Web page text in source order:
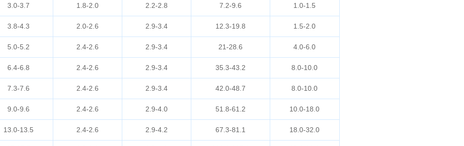
3.0-3.7 1.8-2.0 2.2-2.8 7.2-9.6 1.0-1.5
3.8-4.3 2.0-2.6 2.9-3.4 12.3-19.8 1.5-2.0
5.0-5.2 2.4-2.6 2.9-3.4 21-28.6 4.0-6.0
6.4-6.8 2.4-2.6 2.9-3.4 35.3-43.2 8.0-10.0
7.3-7.6 2.4-2.6 2.9-3.4 42.0-48.7 8.0-10.0
9.0-9.6 2.4-2.6 2.9-4.0 51.8-61.2 10.0-18.0
13.0-13.5 2.4-2.6 2.9-4.2 67.3-81.1 18.0-32.0